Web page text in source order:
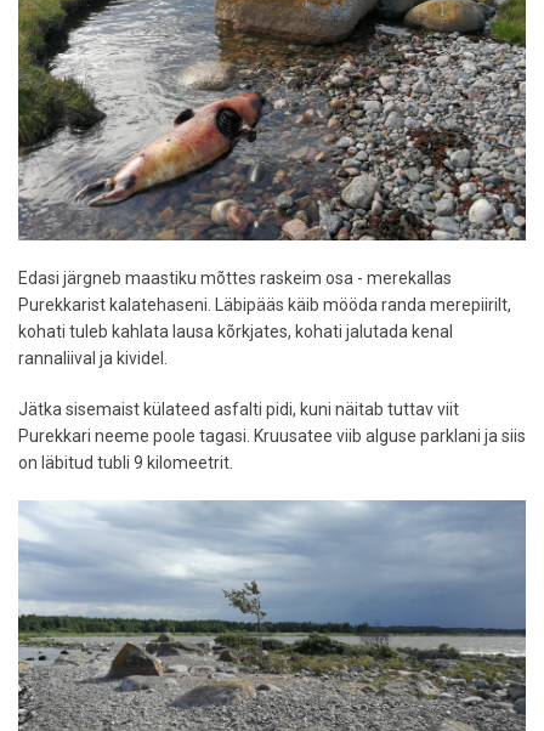
Edasi järgneb maastiku mõttes raskeim osa - merekallas
Purekkarist kalatehaseni. Läbipääs käib mööda randa merepiirilt,
kohati tuleb kahlata lausa kõrkjates, kohati jalutada kenal
rannaliival ja kividel.
Jätka sisemaist külateed asfalti pidi, kuni näitab tuttav viit
Purekkari neeme poole tagasi. Kruusatee viib alguse parklani ja siis
on läbitud tubli 9 kilomeetrit.